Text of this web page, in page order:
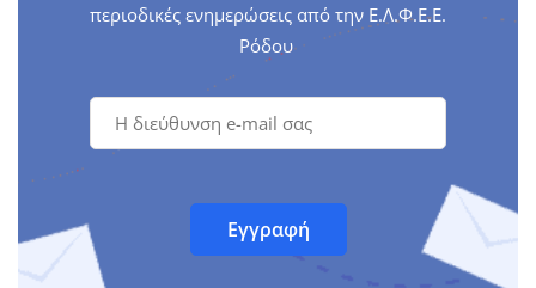
περιοδικές ενημερώσεις από την Ε.Λ.Φ.Ε.Ε.
Ρόδου